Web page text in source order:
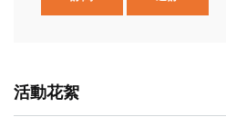
活動花絮